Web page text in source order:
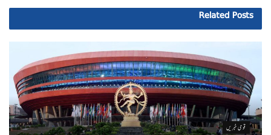
Related Posts
قومی خبریں